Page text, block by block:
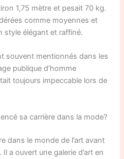
1,75 mètre et pesait 70 kg.
comme moyennes et
style élégant et raffiné.
souvent mentionnés dans les
publique d’homme
toujours impeccable lors de
sa carrière dans la mode?
dans le monde de l’art avant
a ouvert une galerie d’art en